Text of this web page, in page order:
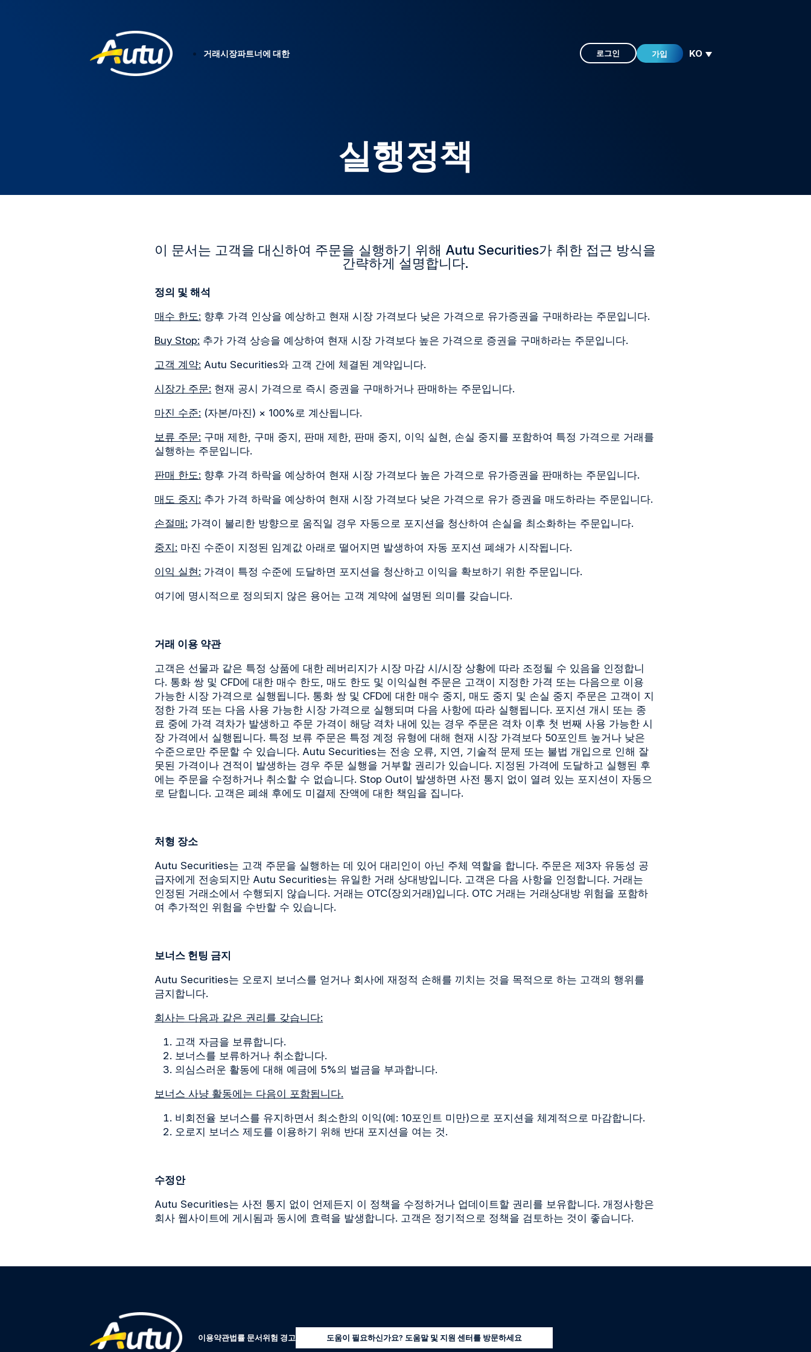
거래시장파트너에 대한 로그인 가입 KO
실행정책
이 문서는 고객을 대신하여 주문을 실행하기 위해 Autu Securities가 취한 접근 방식을
간략하게 설명합니다.
정의 및 해석
매수 한도: 향후 가격 인상을 예상하고 현재 시장 가격보다 낮은 가격으로 유가증권을 구매하라는 주문입니다.
Buy Stop: 추가 가격 상승을 예상하여 현재 시장 가격보다 높은 가격으로 증권을 구매하라는 주문입니다.
고객 계약: Autu Securities와 고객 간에 체결된 계약입니다.
시장가 주문: 현재 공시 가격으로 즉시 증권을 구매하거나 판매하는 주문입니다.
마진 수준: (자본/마진) × 100%로 계산됩니다.
보류 주문: 구매 제한, 구매 중지, 판매 제한, 판매 중지, 이익 실현, 손실 중지를 포함하여 특정 가격으로 거래를
실행하는 주문입니다.
판매 한도: 향후 가격 하락을 예상하여 현재 시장 가격보다 높은 가격으로 유가증권을 판매하는 주문입니다.
매도 중지: 추가 가격 하락을 예상하여 현재 시장 가격보다 낮은 가격으로 유가 증권을 매도하라는 주문입니다.
손절매: 가격이 불리한 방향으로 움직일 경우 자동으로 포지션을 청산하여 손실을 최소화하는 주문입니다.
중지: 마진 수준이 지정된 임계값 아래로 떨어지면 발생하여 자동 포지션 폐쇄가 시작됩니다.
이익 실현: 가격이 특정 수준에 도달하면 포지션을 청산하고 이익을 확보하기 위한 주문입니다.
여기에 명시적으로 정의되지 않은 용어는 고객 계약에 설명된 의미를 갖습니다.
거래 이용 약관
고객은 선물과 같은 특정 상품에 대한 레버리지가 시장 마감 시/시장 상황에 따라 조정될 수 있음을 인정합니
다. 통화 쌍 및 CFD에 대한 매수 한도, 매도 한도 및 이익실현 주문은 고객이 지정한 가격 또는 다음으로 이용
가능한 시장 가격으로 실행됩니다. 통화 쌍 및 CFD에 대한 매수 중지, 매도 중지 및 손실 중지 주문은 고객이 지
정한 가격 또는 다음 사용 가능한 시장 가격으로 실행되며 다음 사항에 따라 실행됩니다. 포지션 개시 또는 종
료 중에 가격 격차가 발생하고 주문 가격이 해당 격차 내에 있는 경우 주문은 격차 이후 첫 번째 사용 가능한 시
장 가격에서 실행됩니다. 특정 보류 주문은 특정 계정 유형에 대해 현재 시장 가격보다 50포인트 높거나 낮은
수준으로만 주문할 수 있습니다. Autu Securities는 전송 오류, 지연, 기술적 문제 또는 불법 개입으로 인해 잘
못된 가격이나 견적이 발생하는 경우 주문 실행을 거부할 권리가 있습니다. 지정된 가격에 도달하고 실행된 후
에는 주문을 수정하거나 취소할 수 없습니다. Stop Out이 발생하면 사전 통지 없이 열려 있는 포지션이 자동으
로 닫힙니다. 고객은 폐쇄 후에도 미결제 잔액에 대한 책임을 집니다.
처형 장소
Autu Securities는 고객 주문을 실행하는 데 있어 대리인이 아닌 주체 역할을 합니다. 주문은 제3자 유동성 공
급자에게 전송되지만 Autu Securities는 유일한 거래 상대방입니다. 고객은 다음 사항을 인정합니다. 거래는
인정된 거래소에서 수행되지 않습니다. 거래는 OTC(장외거래)입니다. OTC 거래는 거래상대방 위험을 포함하
여 추가적인 위험을 수반할 수 있습니다.
보너스 헌팅 금지
Autu Securities는 오로지 보너스를 얻거나 회사에 재정적 손해를 끼치는 것을 목적으로 하는 고객의 행위를
금지합니다.
회사는 다음과 같은 권리를 갖습니다:
고객 자금을 보류합니다.
보너스를 보류하거나 취소합니다.
의심스러운 활동에 대해 예금에 5%의 벌금을 부과합니다.
보너스 사냥 활동에는 다음이 포함됩니다.
비회전율 보너스를 유지하면서 최소한의 이익(예: 10포인트 미만)으로 포지션을 체계적으로 마감합니다.
오로지 보너스 제도를 이용하기 위해 반대 포지션을 여는 것.
수정안
Autu Securities는 사전 통지 없이 언제든지 이 정책을 수정하거나 업데이트할 권리를 보유합니다. 개정사항은
회사 웹사이트에 게시됨과 동시에 효력을 발생합니다. 고객은 정기적으로 정책을 검토하는 것이 좋습니다.
이용약관법률 문서위험 경고 도움이 필요하신가요? 도움말 및 지원 센터를 방문하세요